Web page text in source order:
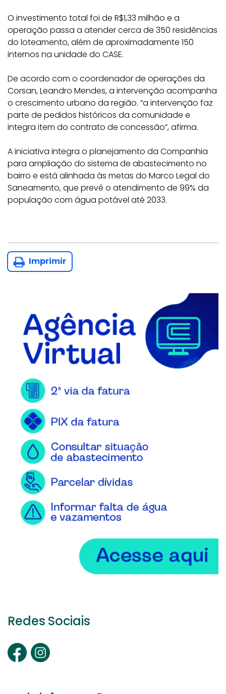
O investimento total foi de R$1,33 milhão e a
operação passa a atender cerca de 350 residências
do loteamento, além de aproximadamente 150
internos na unidade do CASE.
De acordo com o coordenador de operações da
Corsan, Leandro Mendes, a intervenção acompanha
o crescimento urbano da região. “a intervenção faz
parte de pedidos históricos da comunidade e
integra item do contrato de concessão”, afirma.
A iniciativa integra o planejamento da Companhia
para ampliação do sistema de abastecimento no
bairro e está alinhada às metas do Marco Legal do
Saneamento, que prevê o atendimento de 99% da
população com água potável até 2033.
Imprimir
Redes Sociais